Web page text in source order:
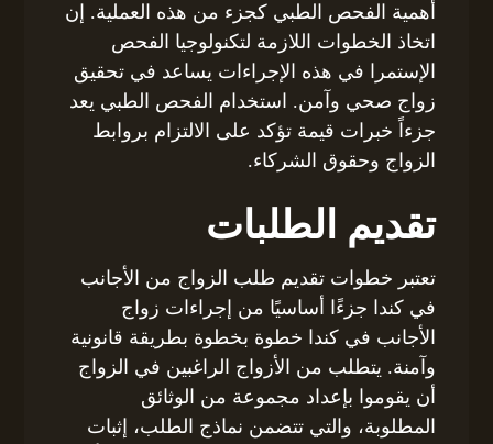
أهمية الفحص الطبي كجزء من هذه العملية. إن
اتخاذ الخطوات اللازمة لتكنولوجيا الفحص
الإستمرا في هذه الإجراءات يساعد في تحقيق
زواج صحي وآمن. استخدام الفحص الطبي يعد
جزءاً خبرات قيمة تؤكد على الالتزام بروابط
الزواج وحقوق الشركاء.
تقديم الطلبات
تعتبر خطوات تقديم طلب الزواج من الأجانب
في كندا جزءًا أساسيًا من إجراءات زواج
الأجانب في كندا خطوة بخطوة بطريقة قانونية
وآمنة. يتطلب من الأزواج الراغبين في الزواج
أن يقوموا بإعداد مجموعة من الوثائق
المطلوبة، والتي تتضمن نماذج الطلب، إثبات